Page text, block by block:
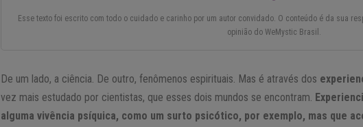
Esse texto foi escrito com todo o cuidado e carinho por um autor convidado. O conteúdo é da sua
opinião do WeMystic Brasil.
De um lado, a ciência. De outro, fenômenos espirituais. Mas é através dos
vez mais estudado por cientistas, que esses dois mundos se encontram.
alguma vivência psíquica, como um surto psicótico, por exemplo, mas que